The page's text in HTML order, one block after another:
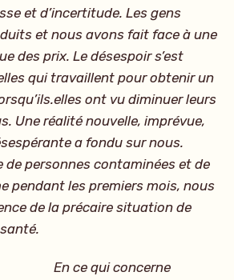
et d’incertitude. Les gens
et nous avons fait face à une
des prix. Le désespoir s’est
qui travaillent pour obtenir un
ont vu diminuer leurs
Une réalité nouvelle, imprévue,
a fondu sur nous.
de personnes contaminées et de
pendant les premiers mois, nous
de la précaire situation de
En ce qui concerne